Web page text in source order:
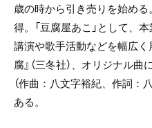
歳の時から引き売りを始め
得。「豆腐屋あこ」として、
講演や歌手活動などを幅広
腐』（三冬社）、オリジナル曲
（作曲：八文字裕紀、作詞：
ある。